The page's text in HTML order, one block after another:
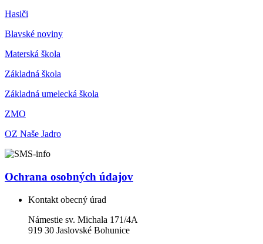
Hasiči
Blavské noviny
Materská škola
Základná škola
Základná umelecká škola
ZMO
OZ Naše Jadro
Ochrana osobných údajov
Kontakt obecný úrad
Námestie sv. Michala 171/4A
919 30 Jaslovské Bohunice